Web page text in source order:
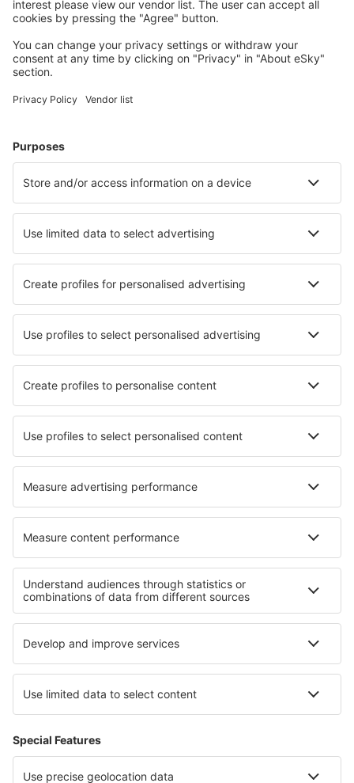
Alege din peste 1,3 mil. de opţiuni: hoteluri, cabane,
apartamente și altele.
Cazare în Belgia - Orașe populare
Cazare în Bruxelles Cazare în Nieuwpoort
Cazare în Middelkerke Cazare în Koksijde
Cazare în Ostend Cazare în Onhaye Cazare în Lokeren
Cazare în Nassogne
Cele mai bune locuri de cazare - orașe
Cazare în Warm Springs Cazare în Bogense
Cazare în Bird In Hand Cazare în Geneva
Cazare în Badia Polesine Cazare în Straden
Cele mai bune locuri de cazare - regiuni
Cazare în Belgia Cazare in Flandra
Cazare in Guvernoratul Sohag
Cazare in Friuli-Veneția Giulia Cazare în Barbados